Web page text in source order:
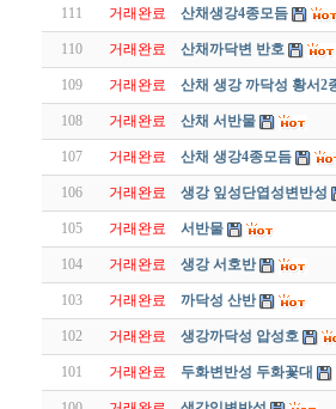
111 거래완료 산채생강4종모듬
110 거래완료 산채까닥변 반호
109 거래완료 산채 생강 까닥성 황서2
108 거래완료 산채 서반물
107 거래완료 산채 생강4종모듬
106 거래완료 생강 잎성단엽성변반성
105 거래완료 서반물
104 거래완료 생강 서호반
103 거래완료 까닥성 산반
102 거래완료 생강까닥성 압성호
101 거래완료 두화변반성 두화꽃대